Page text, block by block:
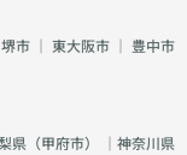
堺市 ｜ 東大阪市 ｜ 豊中市
県（甲府市） ｜神奈川県